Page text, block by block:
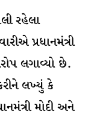
રહેલા
પ્રધાનમંત્રી
લગાવ્યો છે.
લખ્યું કે
મોદી અને